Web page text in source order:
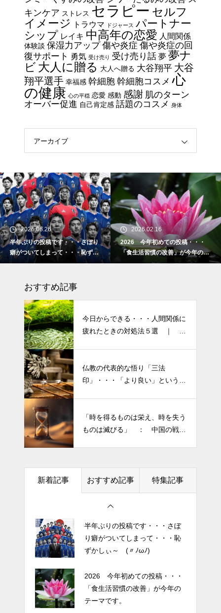
エイジングケアで最近気になっ
ているスキンケア製品・・・幹
細胞コスメ vs エクソソーム
コスメ②
エイジングケアで最近気になっ
ているスキンケア製品・・・幹
細胞コスメ vs エクソソーム
コスメ ①
エイジングケアで最近気になっ
ているスキンケア製品・・・幹
細胞コスメ ③
土用の丑の日・・・余計なこと
を言ってすみませんでした。大
人気なかったですね・・・
半年ぶりの投稿です・・・さぼ
「食生活習慣の改善」が今年の
テーマです。
「山本由伸 完投｜2025年WS ド
ジャースVSブルージェイズで魅
大谷翔平選手 伝説の一
夜・・・ドジャースをワールド
跡
に疲れたときの対処法５選
ているスキンケア製品・・・幹
細胞コスメ vs エクソソーム
コスメ②
ているスキンケア製品・・・幹
細胞コスメ vs エクソソーム
コスメ ①
キンケア ストレス セラピー セルフ
イメージ
トラウマ ドジャース パートナー
シップ レイキ 中高年の恋愛 人間関係
体験談 保湿力アップ傷や炎症 傷や炎症の回
復サポート 勇気 受け売り 受け売り話 夢 夢ナ
ビ 大人に贈る 大人へ贈る 大谷翔平 大谷
翔平選手 幸福感 幹細胞幹細胞コスメ 心
の健康 心の平穏 恋愛 感動 感謝 肌のターン
オーバー促進 自己肯定感 話題のコスメ 身体
アーカイブ
2026.06.26
半年ぶりの投稿です・・・さぼり
癖がついてしまって・・・恥ずか
しぃ～ (〃ﾉωﾉ)
2026.02.16
2026 今年初めての投稿・・・
「食生活習慣の改善」が今年のテ
ーマです。
おすすめ記事
今日からできる・・・人間関係に
疲れたときの対処法５選 ｜ 心
仏教の代表的な悟り「三法
印」・・・「より良い」という気
「時を得るものは栄え、時を失う
ものは滅びる」 ： 中国の戦国
新着記事 おすすめ記事 特集記事
半年ぶりの投稿です・・・さぼ
り癖がついてしまって・・・恥
ずかしぃ～ (〃ﾉωﾉ)
2026 今年初めての投稿・・・
テーマです。
土用の丑の日・・・余計なこと
半年ぶりの投稿です・・・さぼ
り癖がついてしまって・・・恥
ずかしぃ～ (〃ﾉωﾉ)
2026 今年初めての投稿・・・
「食生活習慣の改善」が今年の
テーマです。